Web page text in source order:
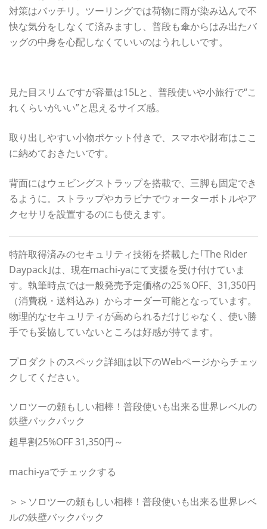
対策はバッチリ。ツーリングでは荷物に雨が染み込んで不
快な気分をしなくて済みますし、普段も傘からはみ出たバ
ッグの中身を心配しなくていいのはうれしいです。
見た目スリムですが容量は15Lと、普段使いや小旅行で“こ
れくらいがいい”と思えるサイズ感。
取り出しやすい小物ポケット付きで、スマホや財布はここ
に納めておきたいです。
背面にはウェビングストラップを搭載で、三脚も固定でき
るように。ストラップやカラビナでウォーターボトルやア
クセサリを設置するのにも使えます。
特許取得済みのセキュリティ技術を搭載した｢The Rider
Daypack｣は、現在machi-yaにて支援を受け付けていま
す。執筆時点では一般発売予定価格の25％OFF、31,350円
（消費税・送料込み）からオーダー可能となっています。
物理的なセキュリティが高められるだけじゃなく、使い勝
手でも妥協していないところは好感が持てます。
プロダクトのスペック詳細は以下のWebページからチェッ
クしてください。
ソロツーの頼もしい相棒！普段使いも出来る世界レベルの
鉄壁バックパック
超早割25%OFF 31,350円～
machi-yaでチェックする
＞＞ソロツーの頼もしい相棒！普段使いも出来る世界レベ
ルの鉄壁バックパック